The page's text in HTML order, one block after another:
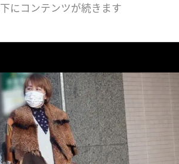
にコンテンツが続きます